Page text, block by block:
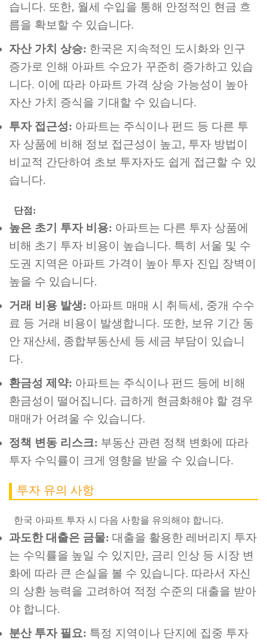
습니다. 또한, 월세 수입을 통해 안정적인 현금 흐
름을 확보할 수 있습니다.
자산 가치 상승: 한국은 지속적인 도시화와 인구
증가로 인해 아파트 수요가 꾸준히 증가하고 있습
니다. 이에 따라 아파트 가격 상승 가능성이 높아
자산 가치 증식을 기대할 수 있습니다.
투자 접근성: 아파트는 주식이나 펀드 등 다른 투
자 상품에 비해 정보 접근성이 높고, 투자 방법이
비교적 간단하여 초보 투자자도 쉽게 접근할 수 있
습니다.
단점:
높은 초기 투자 비용: 아파트는 다른 투자 상품에
비해 초기 투자 비용이 높습니다. 특히 서울 및 수
도권 지역은 아파트 가격이 높아 투자 진입 장벽이
높을 수 있습니다.
거래 비용 발생: 아파트 매매 시 취득세, 중개 수수
료 등 거래 비용이 발생합니다. 또한, 보유 기간 동
안 재산세, 종합부동산세 등 세금 부담이 있습니
다.
환금성 제약: 아파트는 주식이나 펀드 등에 비해
환금성이 떨어집니다. 급하게 현금화해야 할 경우
매매가 어려울 수 있습니다.
정책 변동 리스크: 부동산 관련 정책 변화에 따라
투자 수익률이 크게 영향을 받을 수 있습니다.
투자 유의 사항
한국 아파트 투자 시 다음 사항을 유의해야 합니다.
과도한 대출은 금물: 대출을 활용한 레버리지 투자
는 수익률을 높일 수 있지만, 금리 인상 등 시장 변
화에 따라 큰 손실을 볼 수 있습니다. 따라서 자신
의 상환 능력을 고려하여 적정 수준의 대출을 받아
야 합니다.
분산 투자 필요: 특정 지역이나 단지에 집중 투자